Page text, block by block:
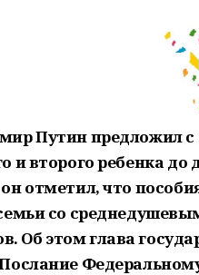
Путин предложил с
и второго ребенка
отметил, что
со
этом глава